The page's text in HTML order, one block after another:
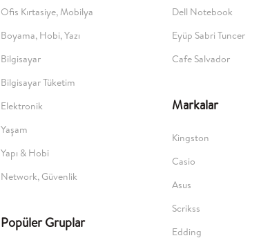
Ofis Kırtasiye, Mobilya
Boyama, Hobi, Yazı
Bilgisayar
Bilgisayar Tüketim
Elektronik
Yaşam
Yapı & Hobi
Network, Güvenlik
Popüler Gruplar
Dell Notebook
Eyüp Sabri Tuncer
Cafe Salvador
Markalar
Kingston
Casio
Asus
Scrikss
Edding